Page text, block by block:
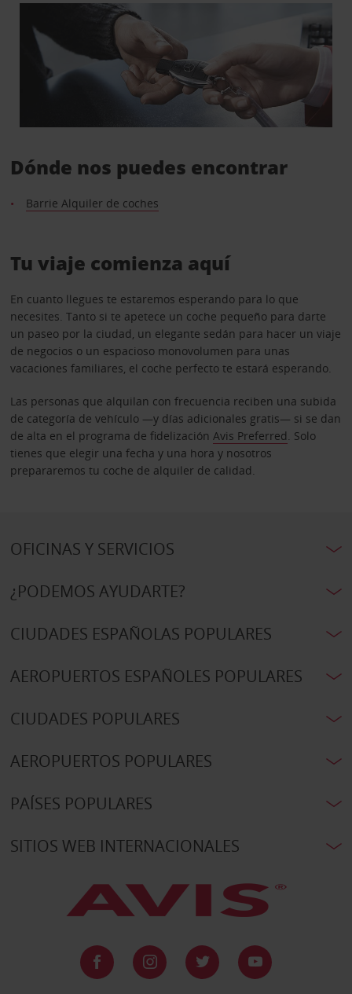
Dónde nos puedes encontrar
Barrie Alquiler de coches
Tu viaje comienza aquí
En cuanto llegues te estaremos esperando para lo que
necesites. Tanto si te apetece un coche pequeño para darte
un paseo por la ciudad, un elegante sedán para hacer un viaje
de negocios o un espacioso monovolumen para unas
vacaciones familiares, el coche perfecto te estará esperando.
Las personas que alquilan con frecuencia reciben una subida
de categoría de vehículo —y días adicionales gratis— si se dan
de alta en el programa de fidelización Avis Preferred. Solo
tienes que elegir una fecha y una hora y nosotros
prepararemos tu coche de alquiler de calidad.
OFICINAS Y SERVICIOS
¿PODEMOS AYUDARTE?
CIUDADES ESPAÑOLAS POPULARES
AEROPUERTOS ESPAÑOLES POPULARES
CIUDADES POPULARES
AEROPUERTOS POPULARES
PAÍSES POPULARES
SITIOS WEB INTERNACIONALES